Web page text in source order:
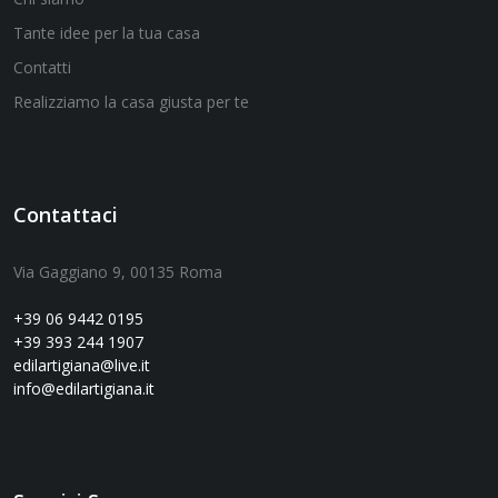
Tante idee per la tua casa
Contatti
Realizziamo la casa giusta per te
Contattaci
Via Gaggiano 9, 00135 Roma
+39 06 9442 0195
+39 393 244 1907
edilartigiana@live.it
info@edilartigiana.it